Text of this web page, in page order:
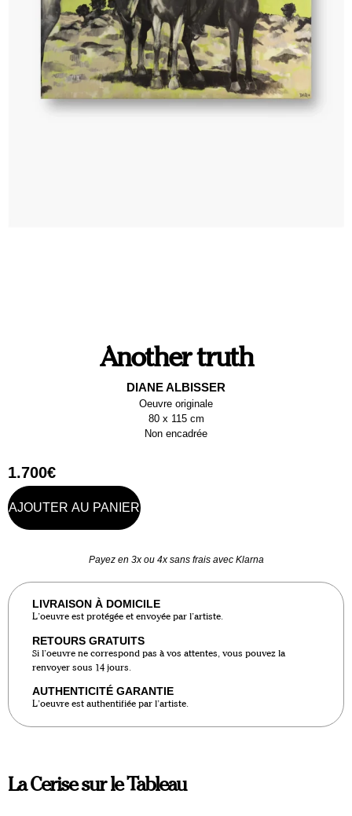
Another truth
DIANE ALBISSER
Oeuvre originale
80 x 115 cm
Non encadrée
1.700€
AJOUTER AU PANIER
Payez en 3x ou 4x sans frais avec Klarna
LIVRAISON À DOMICILE
L’oeuvre est protégée et envoyée par l’artiste.
RETOURS GRATUITS
Si l’oeuvre ne correspond pas à vos attentes, vous pouvez la
renvoyer sous 14 jours.
AUTHENTICITÉ GARANTIE
L’oeuvre est authentifiée par l’artiste.
La Cerise sur le Tableau